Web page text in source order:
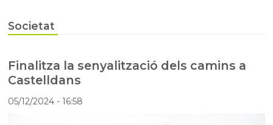
Societat
Finalitza la senyalització dels camins a
Castelldans
05/12/2024- 16:58